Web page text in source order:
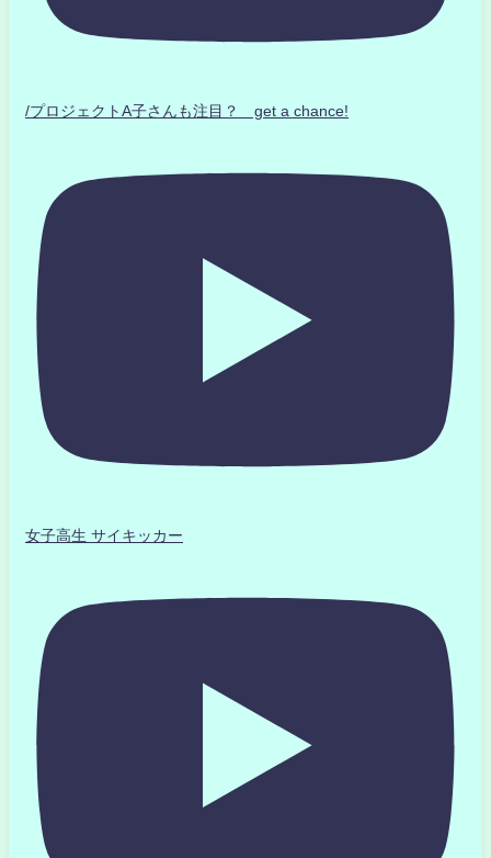
/プロジェクトA子さんも注目？ get a chance!
女子高生 サイキッカー